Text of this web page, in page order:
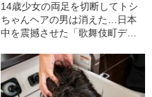
14歳少女の両足を切断してトシ
ちゃんヘアの男は消えた…日本
中を震撼させた「歌舞伎町ディ